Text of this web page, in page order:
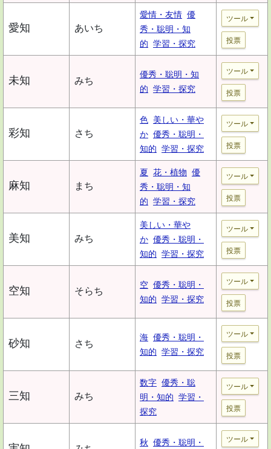
愛知 あいち
愛情・友情 優
秀・聡明・知
的 学習・探究
ツール
投票
未知 みち
優秀・聡明・知
的 学習・探究
ツール
投票
彩知 さち
色 美しい・華や
か 優秀・聡明・
知的 学習・探究
ツール
投票
麻知 まち
夏 花・植物 優
秀・聡明・知
的 学習・探究
ツール
投票
美知 みち
美しい・華や
か 優秀・聡明・
知的 学習・探究
ツール
投票
空知 そらち
空 優秀・聡明・
知的 学習・探究
ツール
投票
砂知 さち
海 優秀・聡明・
知的 学習・探究
ツール
投票
三知 みち
数字 優秀・聡
明・知的 学習・
探究
ツール
投票
秋 優秀・聡明・ ツール